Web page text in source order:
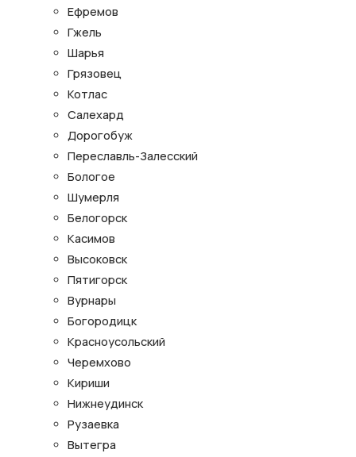
Ефремов
Гжель
Шарья
Грязовец
Котлас
Салехард
Дорогобуж
Переславль-Залесский
Бологое
Шумерля
Белогорск
Касимов
Высоковск
Пятигорск
Вурнары
Богородицк
Красноусольский
Черемхово
Кириши
Нижнеудинск
Рузаевка
Вытегра